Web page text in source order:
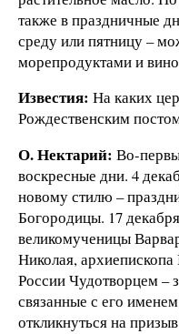
также в праздничные
среду или пятницу –
морепродуктами и
Известия: На каких
Рождественским
О. Нектарий: Во-
воскресные дни. 4
новому стилю –
Богородицы. 17
великомученицы
Николая,
России Чудотворцем –
связанные с его
откликнуться на